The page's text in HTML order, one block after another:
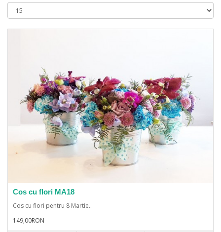
Cos cu flori MA18
Cos cu flori pentru 8 Martie..
149,00RON